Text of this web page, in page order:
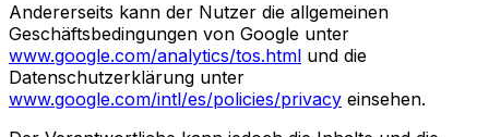
Andererseits kann der Nutzer die allgemeinen
Geschäftsbedingungen von Google unter
www.google.com/analytics/tos.html und die
Datenschutzerklärung unter
www.google.com/intl/es/policies/privacy einsehen.